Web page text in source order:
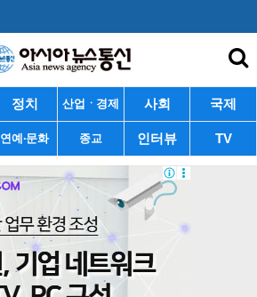
정치 산업ㆍ경제 사회 국제
연예·문화 종교 인터뷰 TV